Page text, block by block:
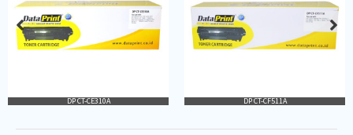
DP CT-CE310A DP CT-CF511A